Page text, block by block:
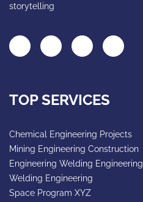
storytelling
TOP SERVICES
Chemical Engineering Projects
Mining Engineering Construction
Engineering Welding Engineering
Welding Engineering
Space Program XYZ